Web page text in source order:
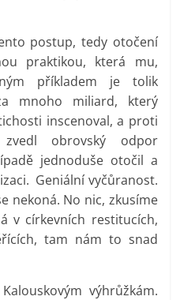
postup, tedy otočení
praktikou, která mu,
příkladem je tolik
mnoho miliard, který
inscenoval, a proti
obrovský odpor
jednoduše otočil a
Geniální vyčůranost.
nekoná. No nic, zkusíme
v církevních restitucích,
tam nám to snad
výhrůžkám.